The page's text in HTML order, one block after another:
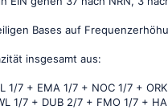
Bases auf
insgesamt aus:
1/7 + EMA 1/7 + NOC 1/7 +
1/7 + DUB 2/7 + FMO 1/7 +